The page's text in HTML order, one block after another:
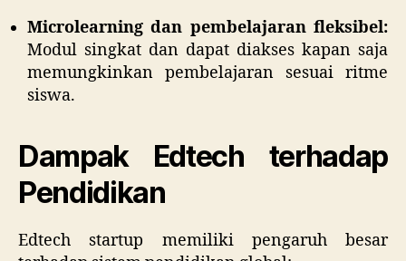
Microlearning dan pembelajaran fleksibel:
Modul singkat dan dapat diakses kapan saja
memungkinkan pembelajaran sesuai ritme
siswa.
Dampak Edtech terhadap
Pendidikan
Edtech startup memiliki pengaruh besar